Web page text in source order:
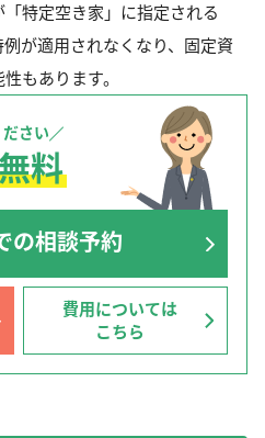
特定空き家」に指定される
が適用されなくなり、固定資
もあります。
さい
料
の相談予約
費用については
こちら